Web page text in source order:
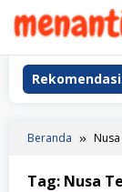
dan
Beranda
Tag: Nusa